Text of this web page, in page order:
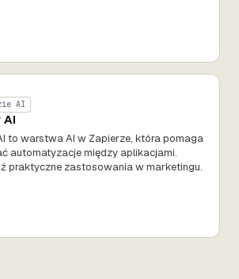
AI
AI
to warstwa AI w Zapierze, która pomaga
automatyzacje między aplikacjami.
praktyczne zastosowania w marketingu.